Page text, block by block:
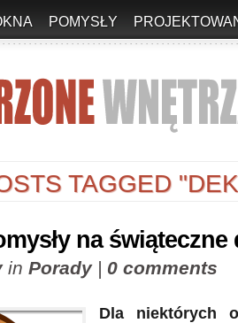
POMYSŁY
TAGGED
na świąteczne
in Porady| 0 comments
Dla niektórych